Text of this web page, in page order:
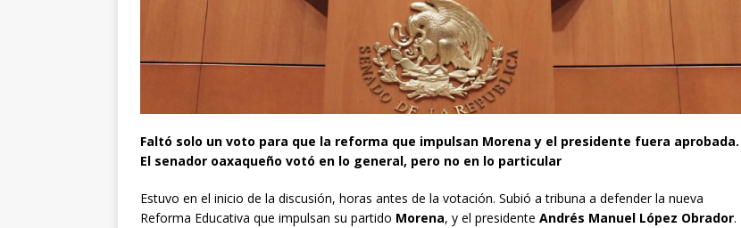
Faltó solo un voto para que la reforma que impulsan Morena y el presidente fuera aprobada.
El senador oaxaqueño votó en lo general, pero no en lo particular
Estuvo en el inicio de la discusión, horas antes de la votación. Subió a tribuna a defender la nueva
Reforma Educativa que impulsan su partido Morena, y el presidente Andrés Manuel López Obrador.